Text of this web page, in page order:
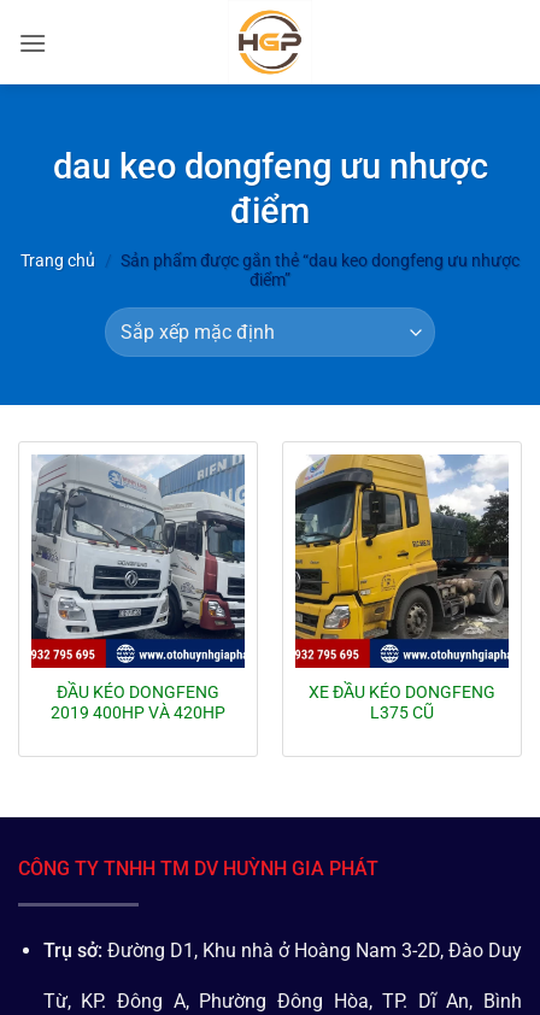
qua
dau keo dongfeng ưu nhược
điểm
Trang chủ / Sản phẩm được gắn thẻ “dau keo dongfeng ưu nhược
điểm”
ĐẦU KÉO DONGFENG
2019 400HP VÀ 420HP
XE ĐẦU KÉO DONGFENG
L375 CŨ
CÔNG TY TNHH TM DV HUỲNH GIA PHÁT
Trụ sở: Đường D1, Khu nhà ở Hoàng Nam 3-2D, Đào Duy
Từ, KP. Đông A, Phường Đông Hòa, TP. Dĩ An, Bình